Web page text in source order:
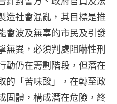
造社會混亂，其目標是推
會波及無辜的市民及引發
無異，必須判處阻嚇性刑
動仍在籌劃階段，但潛在
的「苦味酸」，在轉至政
固體，構成潛在危險，終